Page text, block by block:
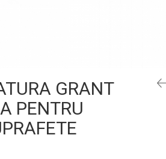
GRANT
PENTRU